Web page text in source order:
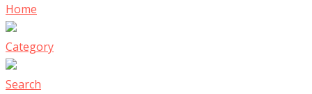
Home
Category
Search